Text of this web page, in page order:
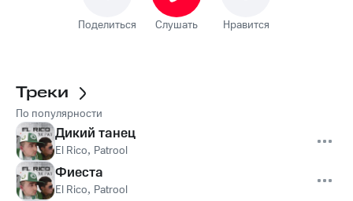
Поделиться Слушать Нравится
Треки
По популярности
Дикий танец
El Rico, Patrool
Фиеста
El Rico, Patrool